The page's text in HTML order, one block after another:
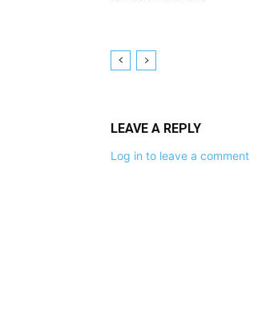
LEAVE A REPLY
Log in to leave a comment